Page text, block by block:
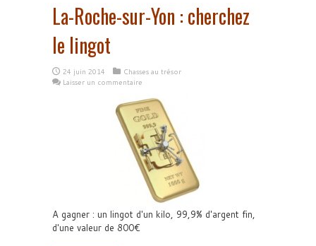
La-Roche-sur-Yon : cherchez
le lingot
24 juin 2014
Chasses au trésor
Laisser un commentaire
A gagner : un lingot d'un kilo, 99,9% d'argent fin,
d'une valeur de 800€